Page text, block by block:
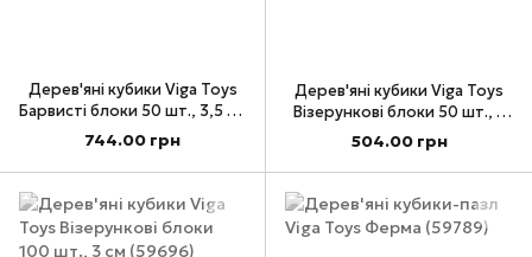
Дерев'яні кубики Viga Toys
Барвисті блоки 50 шт., 3,5 см
(59542)
744.00 грн
Дерев'яні кубики Viga Toys
Візерункові блоки 50 шт., 3
см (59695)
504.00 грн